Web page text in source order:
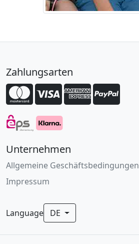
Zahlungsarten
Unternehmen
Allgemeine Geschäftsbedingungen
Impressum
Language DE